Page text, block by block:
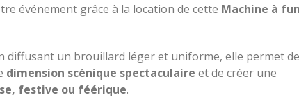
événement grâce à la location de cette Machine à
diffusant un brouillard léger et uniforme, elle permet de
dimension scénique spectaculaire et de créer une
festive ou féérique.